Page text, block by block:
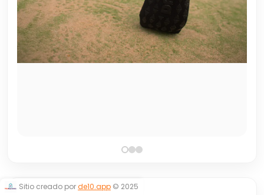
Sitio creado porde10.app © 2025